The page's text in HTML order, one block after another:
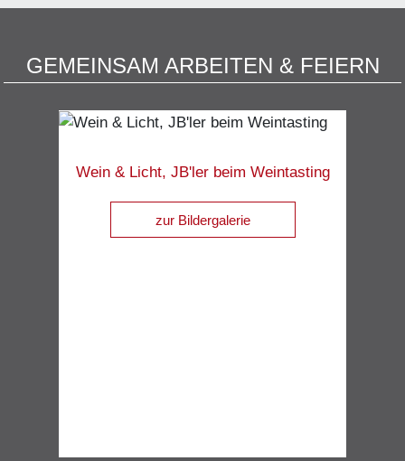
GEMEINSAM ARBEITEN & FEIERN
Wein & Licht, JB'ler beim Weintasting
zur Bildergalerie